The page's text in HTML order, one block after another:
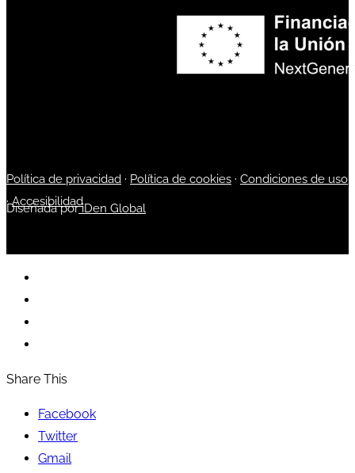
Política de privacidad · Política de cookies · Condiciones de uso
·Accesibilidad
Diseñada poriDen Global
Share This
Facebook
Twitter
Gmail